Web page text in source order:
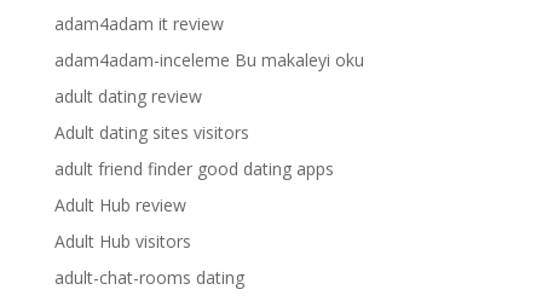
adam4adam it review
adam4adam-inceleme Bu makaleyi oku
adult dating review
Adult dating sites visitors
adult friend finder good dating apps
Adult Hub review
Adult Hub visitors
adult-chat-rooms dating